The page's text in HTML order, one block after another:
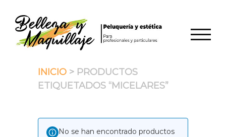
contenido
INICIO > PRODUCTOS
ETIQUETADOS “MICELARES”
No se han encontrado productos